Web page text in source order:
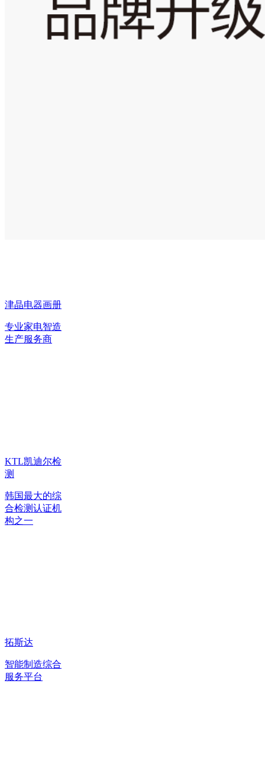
津晶电器画册
专业家电智造
生产服务商
KTL凯迪尔检
测
韩国最大的综
合检测认证机
构之一
拓斯达
智能制造综合
服务平台